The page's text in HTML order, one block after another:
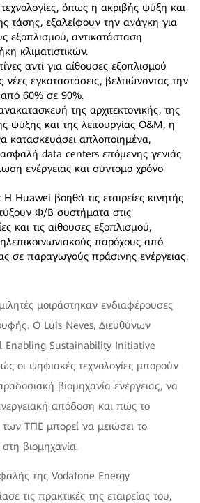
τεχνολογίες, όπως η ακριβής ψύξη και
τάσης, εξαλείφουν την ανάγκη για
εξοπλισμού, αντικατάσταση
κλιματιστικών.
αντί για αίθουσες εξοπλισμού
νέες εγκαταστάσεις, βελτιώνοντας την
60% σε 90%.
της αρχιτεκτονικής, της
ψύξης και της λειτουργίας O&M, η
κατασκευάσει απλοποιημένα,
data centers επόμενης γενιάς
ενέργειας και σύντομο χρόνο
Huawei βοηθά τις εταιρείες κινητής
Φ/Β συστήματα στις
και τις αίθουσες εξοπλισμού,
παρόχους από
σε παραγωγούς πράσινης ενέργειας.
μοιράστηκαν ενδιαφέρουσες
Ο Luis Neves, Διευθύνων
Enabling Sustainability Initiative
οι ψηφιακές τεχνολογίες μπορούν
βιομηχανία ενέργειας, να
απόδοση και πώς το
ΤΠΕ μπορεί να μειώσει το
βιομηχανία.
της Vodafone Energy
τις πρακτικές της εταιρείας του,